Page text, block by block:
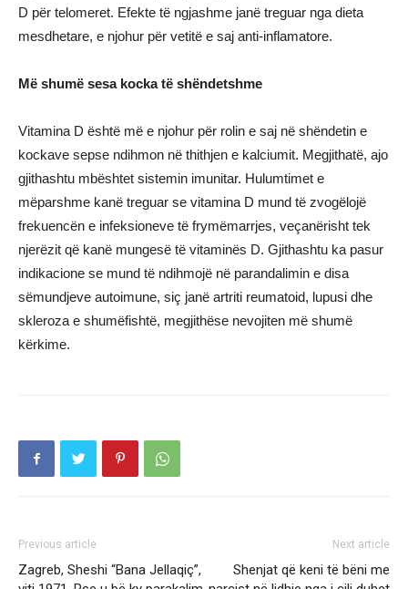
D për telomeret. Efekte të ngjashme janë treguar nga dieta
mesdhetare, e njohur për vetitë e saj anti-inflamatore.
Më shumë sesa kocka të shëndetshme
Vitamina D është më e njohur për rolin e saj në shëndetin e
kockave sepse ndihmon në thithjen e kalciumit. Megjithatë, ajo
gjithashtu mbështet sistemin imunitar. Hulumtimet e
mëparshme kanë treguar se vitamina D mund të zvogëlojë
frekuencën e infeksioneve të frymëmarrjes, veçanërisht tek
njerëzit që kanë mungesë të vitaminës D. Gjithashtu ka pasur
indikacione se mund të ndihmojë në parandalimin e disa
sëmundjeve autoimune, siç janë artriti reumatoid, lupusi dhe
skleroza e shumëfishtë, megjithëse nevojiten më shumë
kërkime.
Previous article
Zagreb, Sheshi “Bana Jellaqiç”,
Next article
Shenjat që keni të bëni me